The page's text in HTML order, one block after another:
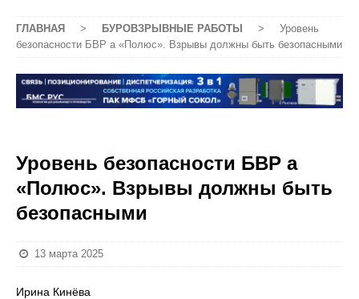
ГЛАВНАЯ > БУРОВЗРЫВНЫЕ РАБОТЫ >
Уровень
безопасности БВР а «Полюс». Взрывы должны быть безопасными
Уровень безопасности БВР а
«Полюс». Взрывы должны быть
безопасными
13 марта 2025
Ирина Кинёва